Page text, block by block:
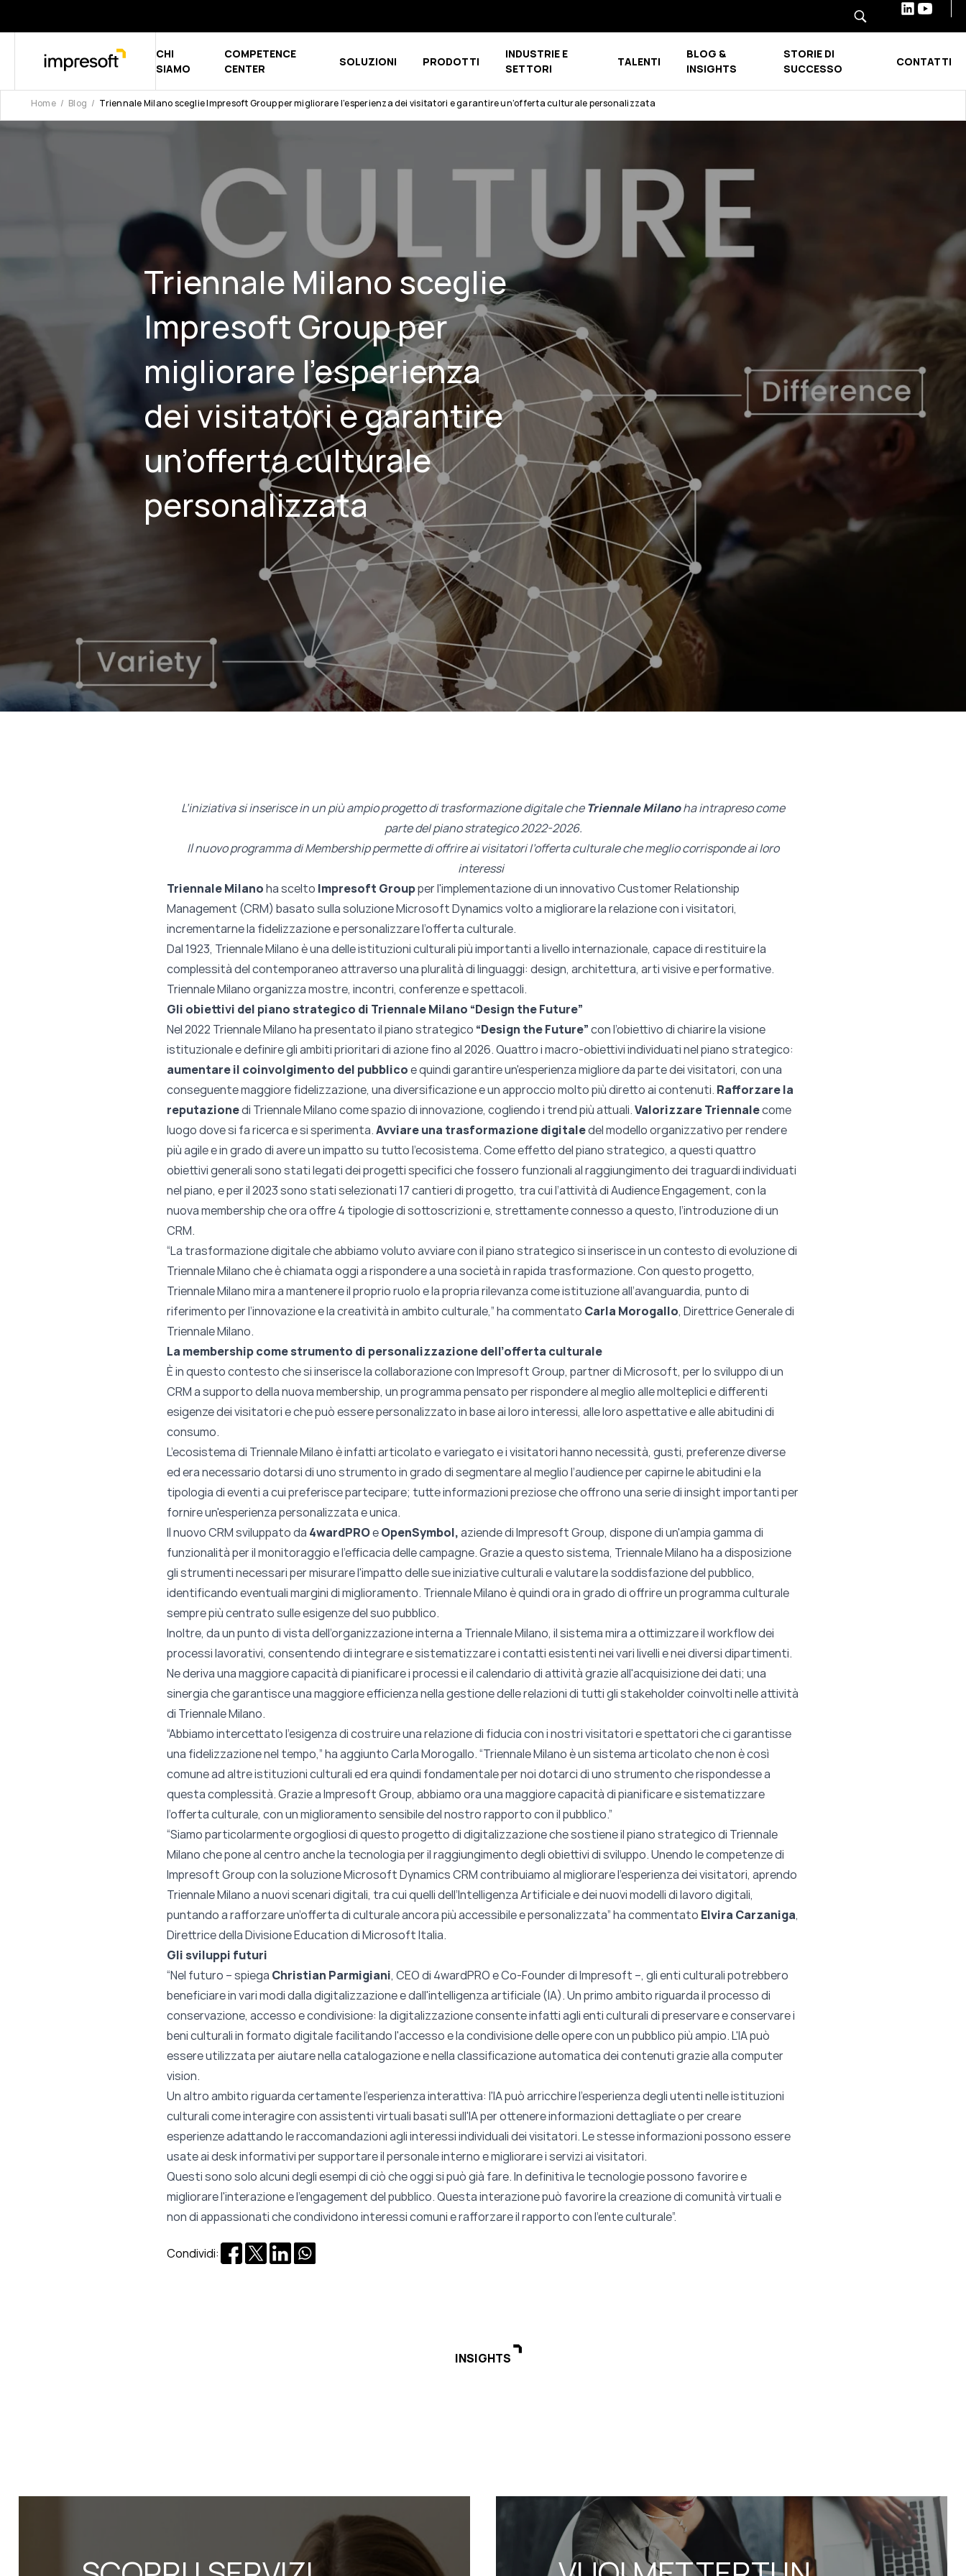
CHI
SIAMO
Show submenu for CHI SIAMO
COMPETENCE
CENTER
Show submenu for COMPETENCE CENTER
SOLUZIONI PRODOTTI Show submenu for PRODOTTI
INDUSTRIE E
SETTORI
Show submenu for INDUSTRIE E SETTORI
TALENTI
BLOG &
INSIGHTS
Show submenu for BLOG & INSIGHTS
STORIE DI
SUCCESSO
CONTATTI
Home Blog Triennale Milano sceglie Impresoft Group per migliorare l’esperienza dei visitatori e garantire un’offerta culturale personalizzata
Triennale Milano sceglie
Impresoft Group per
migliorare l’esperienza
dei visitatori e garantire
un’offerta culturale
personalizzata
L’iniziativa si inserisce in un più ampio progetto di trasformazione digitale cheTriennale Milanoha intrapreso come
parte del piano strategico 2022-2026.
Il nuovo programma di Membership permette di offrire ai visitatori l’offerta culturale che meglio corrisponde ai loro
interessi
Triennale Milanoha scelto Impresoft Groupper l'implementazione di un innovativo Customer Relationship
Management (CRM) basato sulla soluzione Microsoft Dynamics volto a migliorare la relazione con i visitatori,
incrementarne la fidelizzazione e personalizzare l’offerta culturale.
Dal 1923, Triennale Milano è una delle istituzioni culturali più importanti a livello internazionale, capace di restituire la
complessità del contemporaneo attraverso una pluralità di linguaggi: design, architettura, arti visive e performative.
Triennale Milano organizza mostre, incontri, conferenze e spettacoli.
Gli obiettivi del piano strategico di Triennale Milano “Design the Future”
Nel 2022 Triennale Milano ha presentato il piano strategico “Design the Future”con l’obiettivo di chiarire la visione
istituzionale e definire gli ambiti prioritari di azione fino al 2026. Quattro i macro-obiettivi individuati nel piano strategico:
aumentare il coinvolgimento del pubblicoe quindi garantire un'esperienza migliore da parte dei visitatori, con una
conseguente maggiore fidelizzazione, una diversificazione e un approccio molto più diretto ai contenuti. Rafforzare la
reputazionedi Triennale Milano come spazio di innovazione, cogliendo i trend più attuali.Valorizzare Triennalecome
luogo dove si fa ricerca e si sperimenta.Avviare una trasformazione digitaledel modello organizzativo per rendere
più agile e in grado di avere un impatto su tutto l’ecosistema. Come effetto del piano strategico, a questi quattro
obiettivi generali sono stati legati dei progetti specifici che fossero funzionali al raggiungimento dei traguardi individuati
nel piano, e per il 2023 sono stati selezionati 17 cantieri di progetto, tra cui l’attività di Audience Engagement, con la
nuova membership che ora offre 4 tipologie di sottoscrizioni e, strettamente connesso a questo, l’introduzione di un
CRM.
“La trasformazione digitale che abbiamo voluto avviare con il piano strategico si inserisce in un contesto di evoluzione di
Triennale Milano che è chiamata oggi a rispondere a una società in rapida trasformazione. Con questo progetto,
Triennale Milano mira a mantenere il proprio ruolo e la propria rilevanza come istituzione all’avanguardia, punto di
riferimento per l’innovazione e la creatività in ambito culturale,” ha commentato Carla Morogallo, Direttrice Generale di
Triennale Milano.
La membership come strumento di personalizzazione dell’offerta culturale
È in questo contesto che si inserisce la collaborazione con Impresoft Group, partner di Microsoft, per lo sviluppo di un
CRM a supporto della nuova membership, un programma pensato per rispondere al meglio alle molteplici e differenti
esigenze dei visitatori e che può essere personalizzato in base ai loro interessi, alle loro aspettative e alle abitudini di
consumo.
L’ecosistema di Triennale Milano è infatti articolato e variegato e i visitatori hanno necessità, gusti, preferenze diverse
ed era necessario dotarsi di uno strumento in grado di segmentare al meglio l’audience per capirne le abitudini e la
tipologia di eventi a cui preferisce partecipare; tutte informazioni preziose che offrono una serie di insight importanti per
fornire un'esperienza personalizzata e unica.
Il nuovo CRM sviluppato da 4wardPROeOpenSymbol,aziende di Impresoft Group, dispone di un'ampia gamma di
funzionalità per il monitoraggio e l’efficacia delle campagne. Grazie a questo sistema, Triennale Milano ha a disposizione
gli strumenti necessari per misurare l'impatto delle sue iniziative culturali e valutare la soddisfazione del pubblico,
identificando eventuali margini di miglioramento. Triennale Milano è quindi ora in grado di offrire un programma culturale
sempre più centrato sulle esigenze del suo pubblico.
Inoltre, da un punto di vista dell’organizzazione interna a Triennale Milano, il sistema mira a ottimizzare il workflow dei
processi lavorativi, consentendo di integrare e sistematizzare i contatti esistenti nei vari livelli e nei diversi dipartimenti.
Ne deriva una maggiore capacità di pianificare i processi e il calendario di attività grazie all'acquisizione dei dati; una
sinergia che garantisce una maggiore efficienza nella gestione delle relazioni di tutti gli stakeholder coinvolti nelle attività
di Triennale Milano.
“Abbiamo intercettato l’esigenza di costruire una relazione di fiducia con i nostri visitatori e spettatori che ci garantisse
una fidelizzazione nel tempo,” ha aggiunto Carla Morogallo. “Triennale Milano è un sistema articolato che non è così
comune ad altre istituzioni culturali ed era quindi fondamentale per noi dotarci di uno strumento che rispondesse a
questa complessità. Grazie a Impresoft Group, abbiamo ora una maggiore capacità di pianificare e sistematizzare
l’offerta culturale, con un miglioramento sensibile del nostro rapporto con il pubblico.”
“Siamo particolarmente orgogliosi di questo progetto di digitalizzazione che sostiene il piano strategico di Triennale
Milano che pone al centro anche la tecnologia per il raggiungimento degli obiettivi di sviluppo. Unendo le competenze di
Impresoft Group con la soluzione Microsoft Dynamics CRM contribuiamo al migliorare l’esperienza dei visitatori, aprendo
Triennale Milano a nuovi scenari digitali, tra cui quelli dell’Intelligenza Artificiale e dei nuovi modelli di lavoro digitali,
puntando a rafforzare un’offerta di culturale ancora più accessibile e personalizzata”ha commentato Elvira Carzaniga,
Direttrice della DivisioneEducationdi Microsoft Italia.
Gli sviluppi futuri
“Nel futuro – spiega Christian Parmigiani, CEO di 4wardPRO e Co-Founder di Impresoft –, gli enti culturali potrebbero
beneficiare in vari modi dalla digitalizzazione e dall'intelligenza artificiale (IA). Un primo ambito riguarda il processo di
conservazione, accesso e condivisione: la digitalizzazione consente infatti agli enti culturali di preservare e conservare i
beni culturali in formato digitale facilitando l'accesso e la condivisione delle opere con un pubblico più ampio. L'IA può
essere utilizzata per aiutare nella catalogazione e nella classificazione automatica dei contenuti grazie alla computer
vision.
Un altro ambito riguarda certamente l’esperienza interattiva: l'IA può arricchire l'esperienza degli utenti nelle istituzioni
culturali come interagire con assistenti virtuali basati sull'IA per ottenere informazioni dettagliate o per creare
esperienze adattando le raccomandazioni agli interessi individuali dei visitatori. Le stesse informazioni possono essere
usate ai desk informativi per supportare il personale interno e migliorare i servizi ai visitatori.
Questi sono solo alcuni degli esempi di ciò che oggi si può già fare. In definitiva le tecnologie possono favorire e
migliorare l'interazione e l'engagement del pubblico. Questa interazione può favorire la creazione di comunità virtuali e
non di appassionati che condividono interessi comuni e rafforzare il rapporto con l’ente culturale”.
Condividi:
INSIGHTS